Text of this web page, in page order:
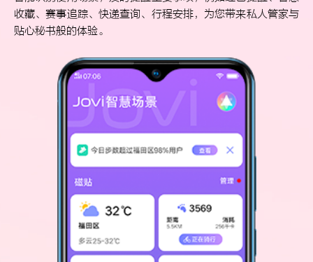
收藏、赛事追踪、快递查询、行程安排，为您带来私人管家与
贴心秘书般的体验。